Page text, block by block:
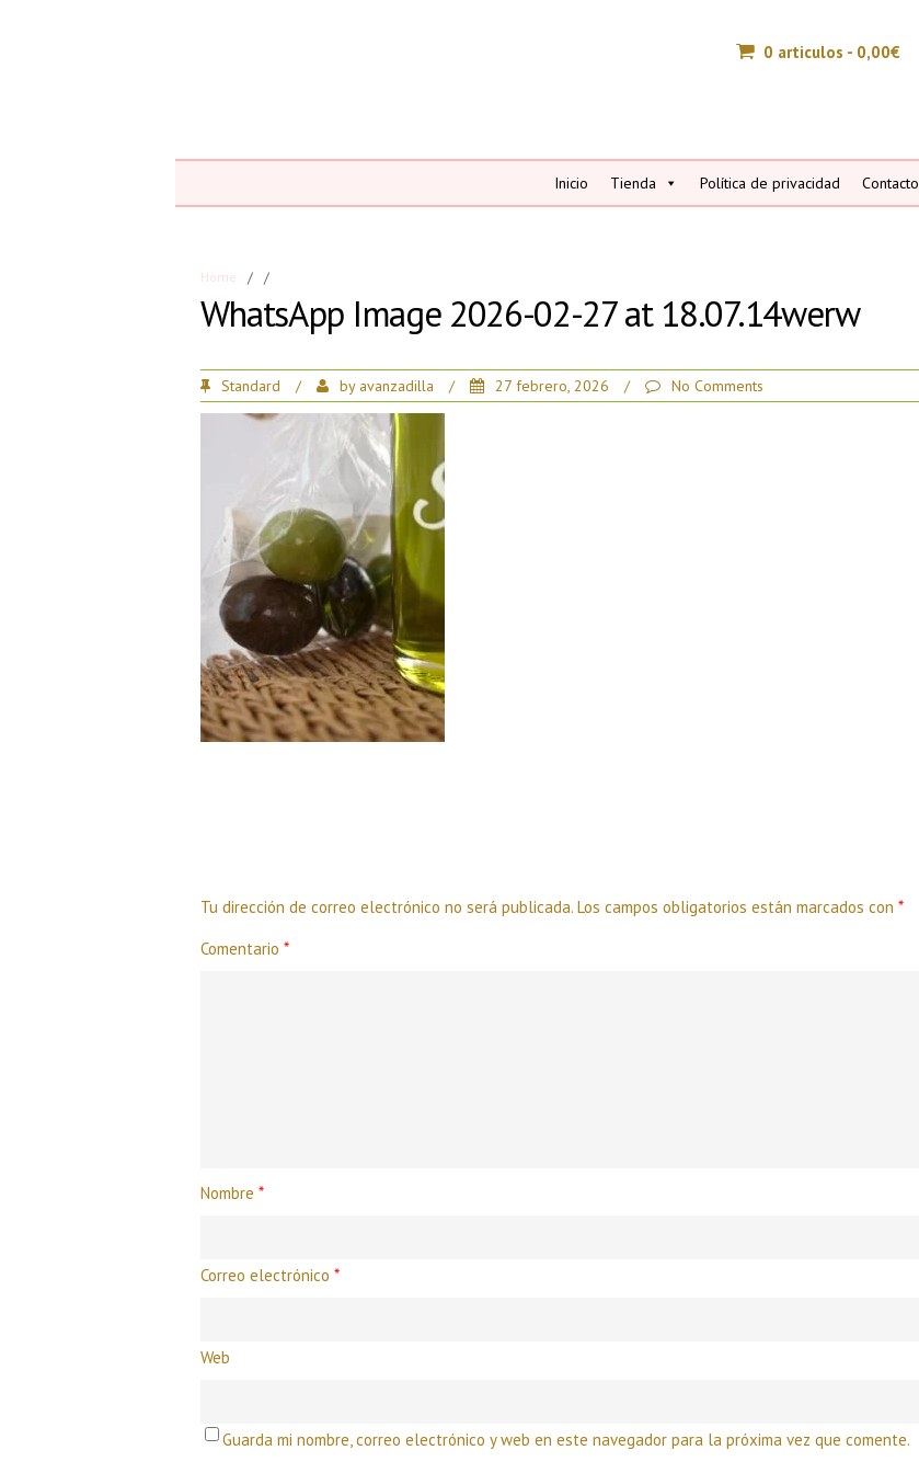
0 articulos - 0,00€
Inicio Tienda Política de privacidad Contacto
Home / /
WhatsApp Image 2026-02-27 at 18.07.14werw
Standard / by avanzadilla / 27 febrero, 2026 / No Comments
Tu dirección de correo electrónico no será publicada. Los campos obligatorios están marcados con *
Comentario *
Nombre *
Correo electrónico *
Web
Guarda mi nombre, correo electrónico y web en este navegador para la próxima vez que comente.